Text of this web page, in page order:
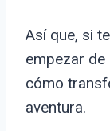
Así que, si
empezar de
cómo
aventura.